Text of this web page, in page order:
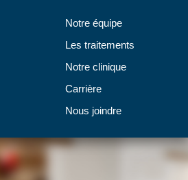
Notre équipe
Les traitements
Notre clinique
Carrière
Nous joindre